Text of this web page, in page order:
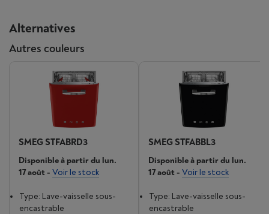
Alternatives
Autres couleurs
SMEG STFABRD3
Disponible à partir du lun.
17 août- Voir le stock
Type: Lave-vaisselle sous-
encastrable
SMEG STFABBL3
Disponible à partir du lun.
17 août- Voir le stock
Type: Lave-vaisselle sous-
encastrable